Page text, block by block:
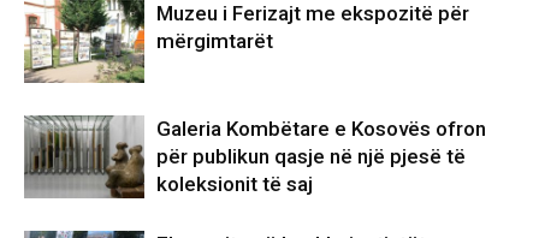
Muzeu i Ferizajt me ekspozitë për
mërgimtarët
Galeria Kombëtare e Kosovës ofron
për publikun qasje në një pjesë të
koleksionit të saj